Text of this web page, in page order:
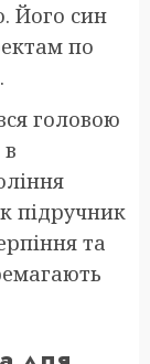
Його син
по
головою
підручник
та